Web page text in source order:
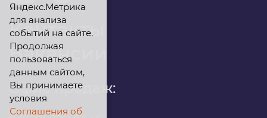
Контакты
Вакансии
Офис продаж:
Яндекс.Метрика
для анализа
событий на сайте.
Продолжая
пользоваться
данным сайтом,
Вы принимаете
условия
Соглашения об